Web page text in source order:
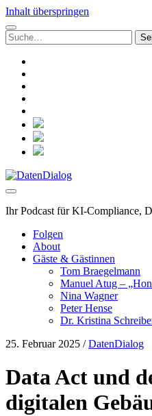
Inhalt überspringen
Suchen
nach:
social_icon_custom_1
social_icon_custom_2
social_icon_custom_3
DatenDialog
Ihr Podcast für KI-Compliance,
Folgen
About
Gäste & Gästinnen
Tom Braegelmann
Manuel Atug –
Nina Wagner
Peter Hense
Dr. Kristina
25. Februar 2025 /DatenDialog
Data Act und
digitalen